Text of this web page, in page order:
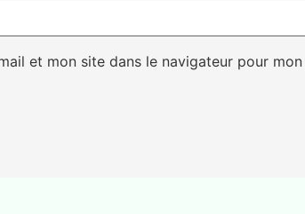
et mon site dans le navigateur pour